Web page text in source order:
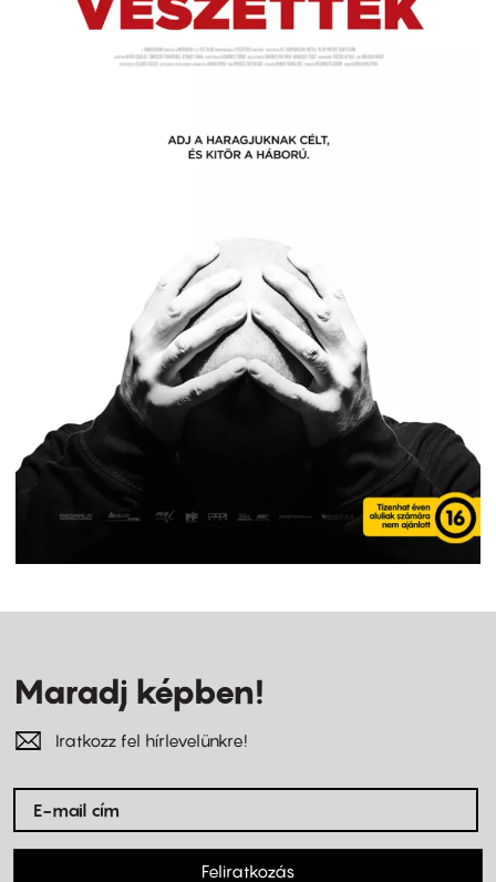
Maradj képben!
Iratkozz fel hírlevelünkre!
Feliratkozás